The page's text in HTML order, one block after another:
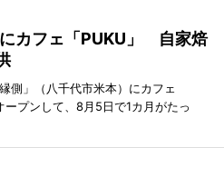
カフェ「PUKU」 自家焙
側」（八千代市米本）にカフェ
ープンして、8月5日で1カ月がたっ